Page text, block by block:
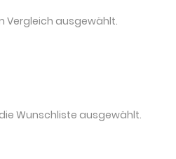
Vergleich ausgewählt.
Wunschliste ausgewählt.